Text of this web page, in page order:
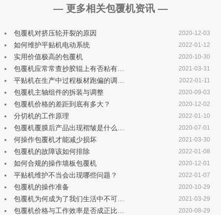
— 更多相关包覆机资讯 —
包覆机对挤压轮开裂的原因 2020-12-03
如何维护平贴机电动系统 2022-01-12
实用价值极高的包覆机 2020-10-30
包覆机应常常查抄胶辊上有否粘有… 2021-03-31
平贴机在生产中过程板材跑偏的调… 2022-01-11
包覆机主轴组件的拆装与调整 2020-09-03
包覆机价格的差距到底有多大？ 2020-12-02
分切机的工作原理 2022-01-10
包覆机覆膜后产品出现褶皱是什么… 2020-07-01
何操作包覆机才能减少损坏 2021-03-30
包覆机的故障该如何排除 2022-01-08
如何合规的操作墙板包覆机 2020-12-01
平贴机维护不当会出现哪些问题？ 2022-01-07
包覆机的操作准备 2020-10-29
包覆机为何成为了我们生活中不可… 2021-03-29
包覆机价格与工作效率是否成正比… 2020-08-29